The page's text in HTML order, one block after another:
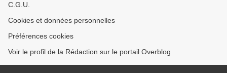
C.G.U.
Cookies et données personnelles
Préférences cookies
Voir le profil de la Rédaction sur le portail Overblog